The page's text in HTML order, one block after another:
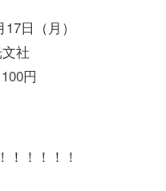
日（月）
社
円
！！！！！